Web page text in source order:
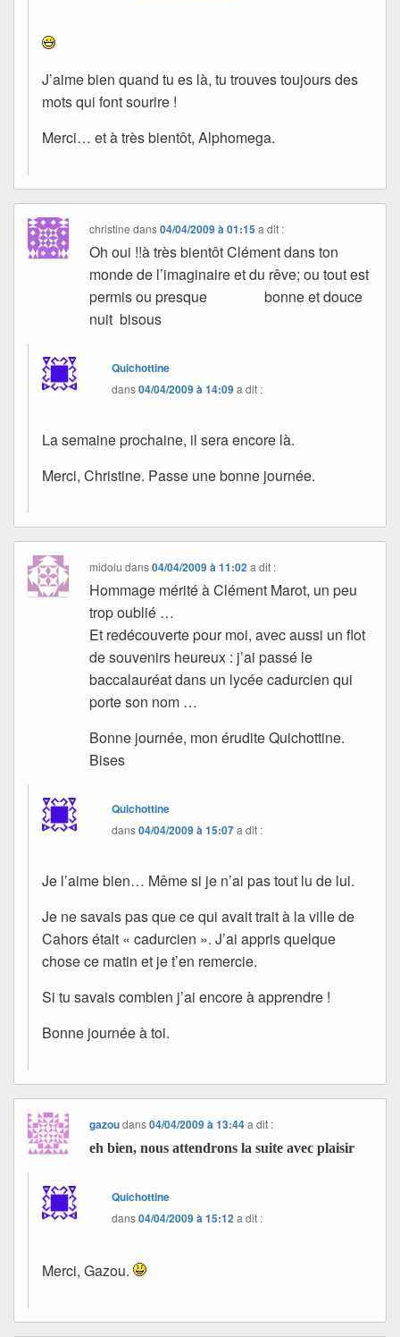
J’aime bien quand tu es là, tu trouves toujours des
mots qui font sourire !
Merci… et à très bientôt, Alphomega.
christine dans04/04/2009 à 01:15 a dit :
Oh oui !!à très bientôt Clément dans ton
monde de l’imaginaire et du rêve; ou tout est
permis ou presque bonne et douce
nuit bisous
Quichottine
dans04/04/2009 à 14:09a dit :
La semaine prochaine, il sera encore là.
Merci, Christine. Passe une bonne journée.
midolu dans04/04/2009 à 11:02 a dit :
Hommage mérité à Clément Marot, un peu
trop oublié …
Et redécouverte pour moi, avec aussi un flot
de souvenirs heureux : j’ai passé le
baccalauréat dans un lycée cadurcien qui
porte son nom …
Bonne journée, mon érudite Quichottine.
Bises
Quichottine
dans04/04/2009 à 15:07a dit :
Je l’aime bien… Même si je n’ai pas tout lu de lui.
Je ne savais pas que ce qui avait trait à la ville de
Cahors était « cadurcien ». J’ai appris quelque
chose ce matin et je t’en remercie.
Si tu savais combien j’ai encore à apprendre !
Bonne journée à toi.
gazoudans04/04/2009 à 13:44 a dit :
eh bien, nous attendrons la suite avec plaisir
Quichottine
dans04/04/2009 à 15:12a dit :
Merci, Gazou.